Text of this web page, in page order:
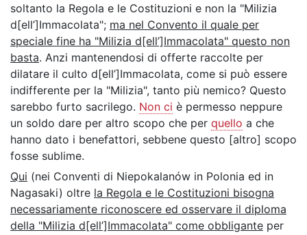
soltanto la Regola e le Costituzioni e non la "Milizia
d[ell’]Immacolata"; ma nel Convento il quale per
speciale fine ha "Milizia d[ell’]Immacolata" questo non
basta. Anzi mantenendosi di offerte raccolte per
dilatare il culto d[ell’]Immacolata, come si può essere
indifferente per la "Milizia", tanto più nemico? Questo
sarebbo furto sacrilego. Non ci è permesso neppure
un soldo dare per altro scopo che per quello a che
hanno dato i benefattori, sebbene questo [altro] scopo
fosse sublime.
Qui (nei Conventi di Niepokalanów in Polonia ed in
Nagasaki) oltre la Regola e le Costituzioni bisogna
necessariamente riconoscere ed osservare il diploma
della "Milizia d[ell’]Immacolata" come obbligante per